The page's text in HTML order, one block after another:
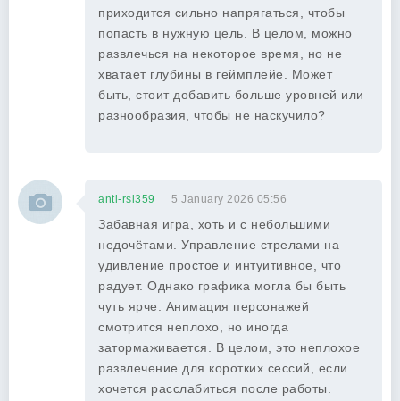
приходится сильно напрягаться, чтобы
попасть в нужную цель. В целом, можно
развлечься на некоторое время, но не
хватает глубины в геймплейе. Может
быть, стоит добавить больше уровней или
разнообразия, чтобы не наскучило?
anti-rsi359 5 January 2026 05:56
Забавная игра, хоть и с небольшими
недочётами. Управление стрелами на
удивление простое и интуитивное, что
радует. Однако графика могла бы быть
чуть ярче. Анимация персонажей
смотрится неплохо, но иногда
затормаживается. В целом, это неплохое
развлечение для коротких сессий, если
хочется расслабиться после работы.